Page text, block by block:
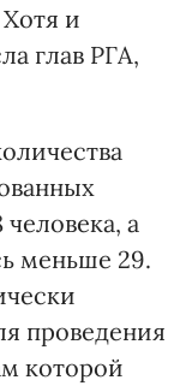
и
глав РГА,
а
меньше 29.
проведения
которой